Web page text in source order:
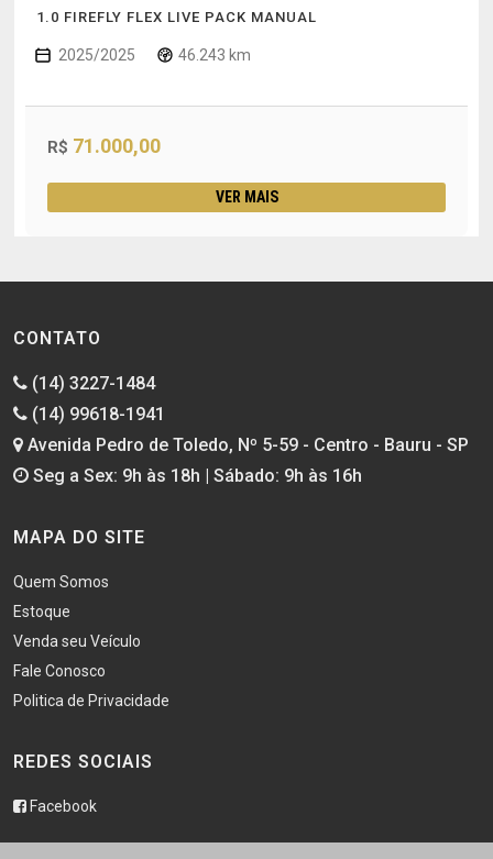
1.0 FIREFLY FLEX LIVE PACK MANUAL
2025/2025 46.243 km
R$ 71.000,00
VER MAIS
CONTATO
(14) 3227-1484
(14) 99618-1941
Avenida Pedro de Toledo, Nº 5-59 - Centro - Bauru - SP
Seg a Sex: 9h às 18h | Sábado: 9h às 16h
MAPA DO SITE
Quem Somos
Estoque
Venda seu Veículo
Fale Conosco
Politica de Privacidade
REDES SOCIAIS
Facebook